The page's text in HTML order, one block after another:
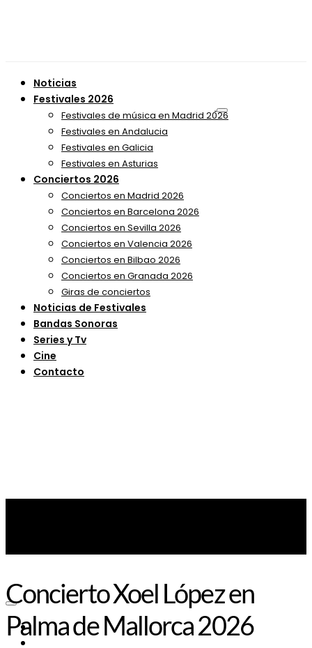
Noticias
Festivales 2026
Festivales de música en Madrid 2026
Festivales en Andalucia
Festivales en Galicia
Festivales en Asturias
Conciertos 2026
Conciertos en Madrid 2026
Conciertos en Barcelona 2026
Conciertos en Sevilla 2026
Conciertos en Valencia 2026
Conciertos en Bilbao 2026
Conciertos en Granada 2026
Giras de conciertos
Noticias de Festivales
Bandas Sonoras
Series y Tv
Cine
Contacto
Noticias
Concierto Xoel López en
Palma de Mallorca 2026